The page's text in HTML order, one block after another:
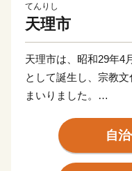
てんりし
天理市
天理市は、昭和29年4
として誕生し、宗教
まいりました。
私たちのまち“天理市”
れ、卑弥呼の里を思
三角縁神獣鏡等、数
自